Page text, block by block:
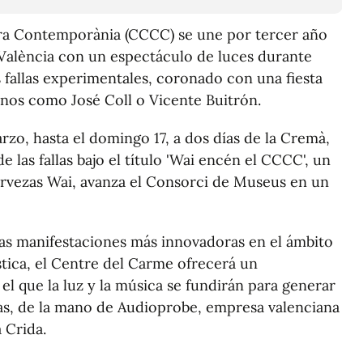
Contemporània (CCCC) se une por tercer año
con un espectáculo de luces durante
experimentales, coronado con una fiesta
como José Coll o Vicente Buitrón.
hasta el domingo 17, a dos días de la Cremà,
las fallas bajo el título 'Wai encén el CCCC', un
Wai, avanza el Consorci de Museus en un
manifestaciones más innovadoras en el ámbito
el Centre del Carme ofrecerá un
que la luz y la música se fundirán para generar
de la mano de Audioprobe, empresa valenciana
Crida.